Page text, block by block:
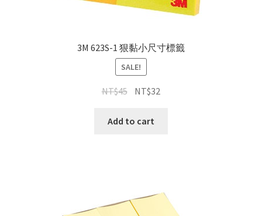
3M 623S-1 狠黏小尺寸標籤
SALE!
NT$45 NT$32
Add to cart